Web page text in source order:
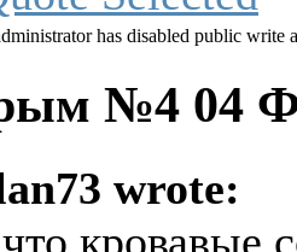
has disabled public write
№4 04
wrote:
кровавые